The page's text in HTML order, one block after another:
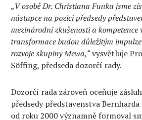
„V osobě Dr. Christiana Funka jsme
nástupce na pozici předsedy
mezinárodní zkušenosti a kompetence
transformace budou důležitým
rozvoje skupiny Mewa,“vysvětluje
Söffing, předseda dozorčí rady.
Dozorčí rada zároveň oceňuje
předsedy představenstva
od roku 2000 významně formoval